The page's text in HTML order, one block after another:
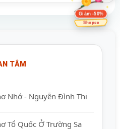
TÂM
Nhớ - Nguyễn Đình Thi
Tổ Quốc Ở Trường Sa
Giảm -50%
Shopee